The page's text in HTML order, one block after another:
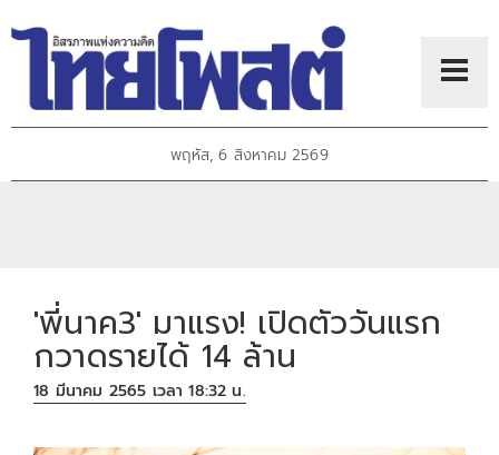
พฤหัส, 6 สิงหาคม 2569
'พี่นาค3' มาแรง! เปิดตัววันแรก
กวาดรายได้ 14 ล้าน
18 มีนาคม 2565 เวลา 18:32 น.